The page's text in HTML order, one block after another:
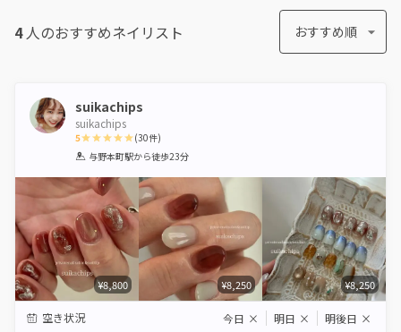
4人のおすすめネイリスト おすすめ順
suikachips
suikachips
5
1 2 3 4 5
(30件)
与野本町駅から徒歩23分
¥8,800 ¥8,250 ¥8,250
空き状況 今日 × 明日 × 明後日 ×